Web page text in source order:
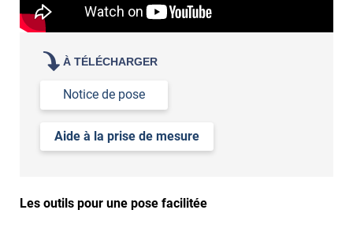
À TÉLÉCHARGER
Notice de pose
Aide à la prise de mesure
Les outils pour une pose facilitée